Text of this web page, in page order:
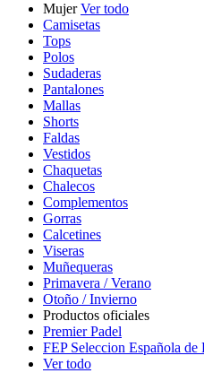
MujerVer todo
Camisetas
Tops
Polos
Sudaderas
Pantalones
Mallas
Shorts
Faldas
Vestidos
Chaquetas
Chalecos
Complementos
Gorras
Calcetines
Viseras
Muñequeras
Primavera / Verano
Otoño / Invierno
Productos oficiales
Premier Padel
FEP Seleccion Española de
Ver todo